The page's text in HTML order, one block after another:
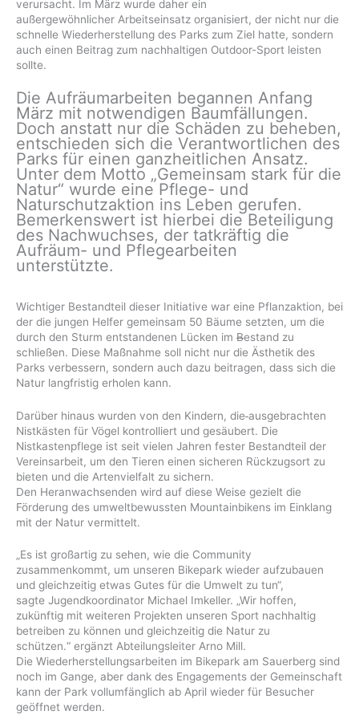
verursacht. Im März wurde daher ein
außergewöhnlicher Arbeitseinsatz organisiert, der nicht nur die
schnelle Wiederherstellung des Parks zum Ziel hatte, sondern
auch einen Beitrag zum nachhaltigen Outdoor-Sport leisten
sollte.
Die Aufräumarbeiten begannen Anfang
März mit notwendigen Baumfällungen.
Doch anstatt nur die Schäden zu beheben,
entschieden sich die Verantwortlichen des
Parks für einen ganzheitlichen Ansatz.
Unter dem Motto „Gemeinsam stark für die
Natur“ wurde eine Pflege- und
Naturschutzaktion ins Leben gerufen.
Bemerkenswert ist hierbei die Beteiligung
des Nachwuchses, der tatkräftig die
Aufräum- und Pflegearbeiten
unterstützte.
Wichtiger Bestandteil dieser Initiative war eine Pflanzaktion, bei
der die jungen Helfer gemeinsam 50 Bäume setzten, um die
durch den Sturm entstandenen Lücken im Bestand zu
schließen. Diese Maßnahme soll nicht nur die Ästhetik des
Parks verbessern, sondern auch dazu beitragen, dass sich die
Natur langfristig erholen kann.
Darüber hinaus wurden von den Kindern, die ausgebrachten
Nistkästen für Vögel kontrolliert und gesäubert. Die
Nistkastenpflege ist seit vielen Jahren fester Bestandteil der
Vereinsarbeit, um den Tieren einen sicheren Rückzugsort zu
bieten und die Artenvielfalt zu sichern.
Den Heranwachsenden wird auf diese Weise gezielt die
Förderung des umweltbewussten Mountainbikens im Einklang
mit der Natur vermittelt.
„Es ist großartig zu sehen, wie die Community
zusammenkommt, um unseren Bikepark wieder aufzubauen
und gleichzeitig etwas Gutes für die Umwelt zu tun“,
sagte Jugendkoordinator Michael Imkeller. „Wir hoffen,
zukünftig mit weiteren Projekten unseren Sport nachhaltig
betreiben zu können und gleichzeitig die Natur zu
schützen.“ ergänzt Abteilungsleiter Arno Mill.
Die Wiederherstellungsarbeiten im Bikepark am Sauerberg sind
noch im Gange, aber dank des Engagements der Gemeinschaft
kann der Park vollumfänglich ab April wieder für Besucher
geöffnet werden.